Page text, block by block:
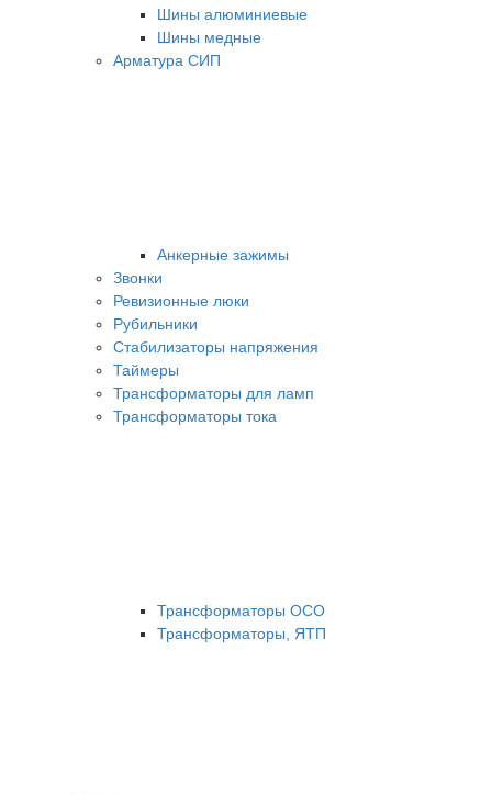
Шины алюминиевые
Шины медные
Арматура СИП
Анкерные зажимы
Звонки
Ревизионные люки
Рубильники
Стабилизаторы напряжения
Таймеры
Трансформаторы для ламп
Трансформаторы тока
Трансформаторы ОСО
Трансформаторы, ЯТП